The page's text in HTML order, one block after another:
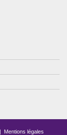
Mentions légales